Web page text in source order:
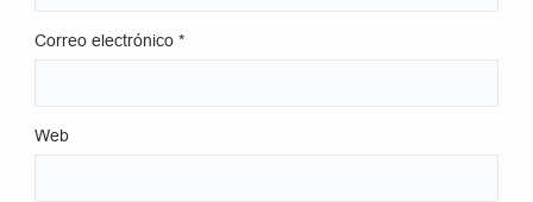
Correo electrónico*
Web